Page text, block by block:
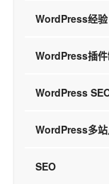
WordPress经验
WordPress插
WordPress
WordPress多
SEO